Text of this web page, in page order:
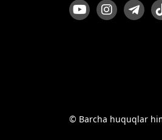
© Barcha huquqlar